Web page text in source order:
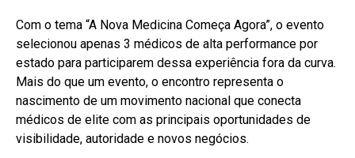
Com o tema “A Nova Medicina Começa Agora”, o evento
selecionou apenas 3 médicos de alta performance por
estado para participarem dessa experiência fora da curva.
Mais do que um evento, o encontro representa o
nascimento de um movimento nacional que conecta
médicos de elite com as principais oportunidades de
visibilidade, autoridade e novos negócios.